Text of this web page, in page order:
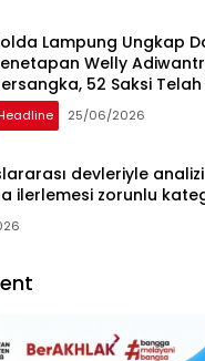
Lampung Ungkap
Welly
52 Saksi
25/06/2026
devleriyle
ilerlemesi zorunlu